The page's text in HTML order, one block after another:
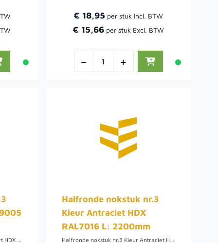
€ 18,95
€ 15,66
- +
Halfronde nokstuk nr.3 Kleur Zwart HDX RAL9005 L: 2200mm
Halfronde nokstuk nr.3
Kleur Antraciet HDX
RAL7016 L: 2200mm
Halfronde nokstuk nr.3 Kleur Antraciet HDX RAL7016 L: 2200mm.